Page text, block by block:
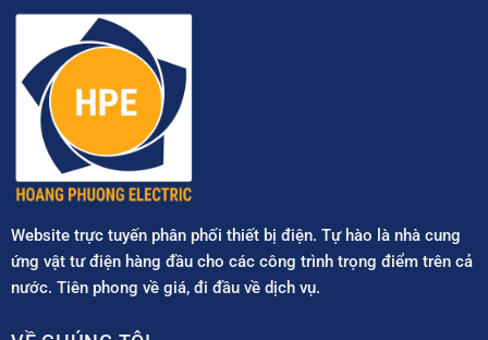
Website trực tuyến phân phối thiết bị điện. Tự hào là nhà cung
ứng vật tư điện hàng đầu cho các công trình trọng điểm trên cả
nước. Tiên phong về giá, đi đầu về dịch vụ.